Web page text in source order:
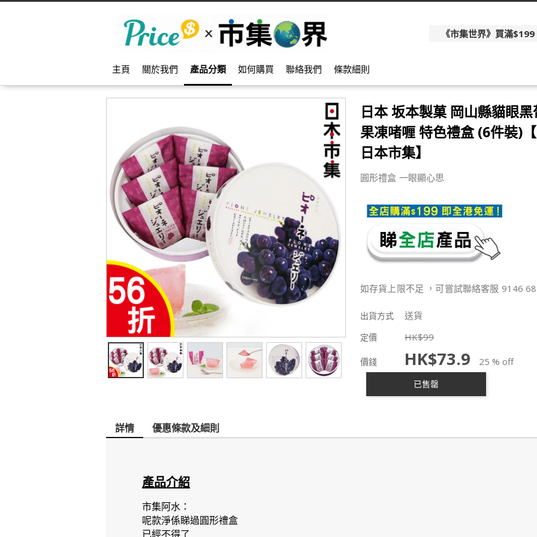
《市集世界》買滿
主頁 關於我們 產品分類 如何購買 聯絡我們 條款細則
日本 坂本製菓 岡山縣貓眼
果凍啫喱 特色禮盒 (6件裝)
日本市集】
圓形禮盒 一眼顯心思
如存貨上限不足 ，可嘗試聯絡客服 9146
出貨方式 送貨
定價 HK$99
價錢 HK$73.9 25 % off
已售罄
詳情 優惠條款及細則
產品介紹
市集阿水：
呢款淨係睇過圓形禮盒
已經不得了